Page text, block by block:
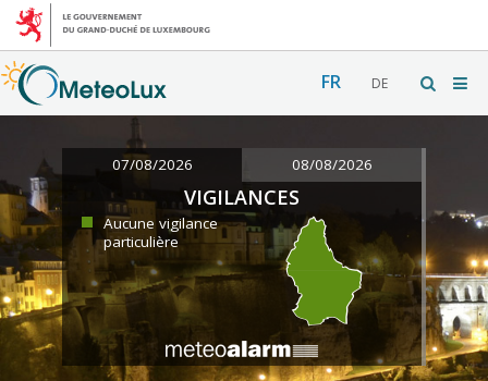
FR DE
07/08/2026 08/08/2026
VIGILANCES
Aucune vigilance
particulière